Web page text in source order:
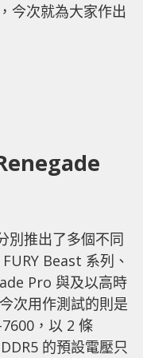
今次就為大家作出
別推出了多個不同
Beast 系列、
Pro 與及以高時
次用作測試的則是
，以 2 條
的預設電壓只